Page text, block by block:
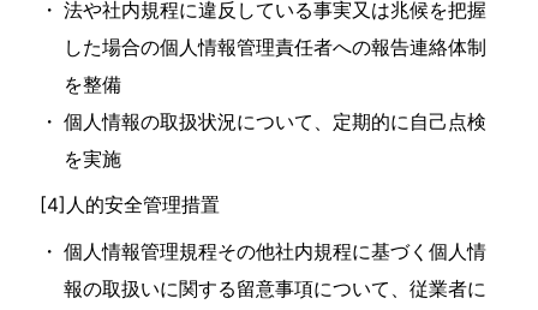
法や社内規程に違反している事実又は兆候を把握
した場合の個人情報管理責任者への報告連絡体制
を整備
個人情報の取扱状況について、定期的に自己点検
を実施
[4]人的安全管理措置
個人情報管理規程その他社内規程に基づく個人情
報の取扱いに関する留意事項について、従業者に